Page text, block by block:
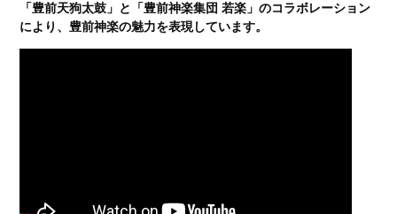
「豊前天狗太鼓」と「豊前神楽集団 若楽」のコラボレーション
により、豊前神楽の魅力を表現しています。